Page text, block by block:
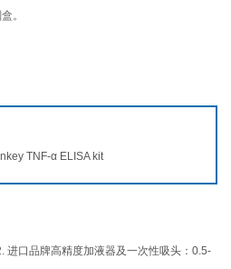
。
TNF-α ELISA kit
进口品牌高精度加液器及一次性吸头：0.5-